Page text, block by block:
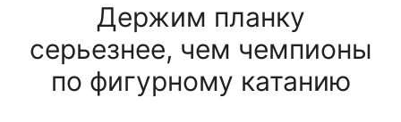
Держим планку
серьезнее, чем чемпионы
по фигурному катанию